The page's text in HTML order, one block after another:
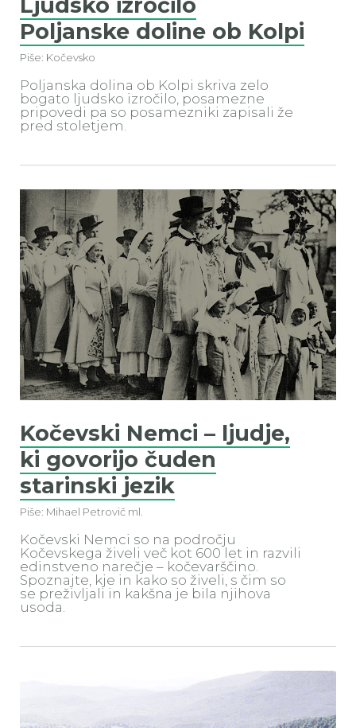
Poljanske doline ob Kolpi
Piše: Kočevsko
Poljanska dolina ob Kolpi skriva zelo
bogato ljudsko izročilo, posamezne
pripovedi pa so posamezniki zapisali že
pred stoletjem.
Kočevski Nemci – ljudje,
ki govorijo čuden
starinski jezik
Piše: Mihael Petrovič ml.
Kočevski Nemci so na področju
Kočevskega živeli več kot 600 let in razvili
edinstveno narečje – kočevarščino.
Spoznajte, kje in kako so živeli, s čim so
se preživljali in kakšna je bila njihova
usoda.